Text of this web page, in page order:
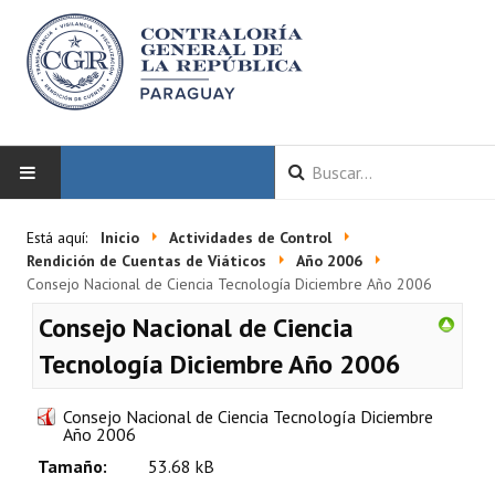
LA CGR
Autoridades
Misión y Visión
Marco Normativo
Organigrama
Está aquí: Inicio
Actividades de Control
Rendición de Cuentas de Viáticos
Año 2006
Consejo Nacional de Ciencia Tecnología Diciembre Año 2006
Consejo Nacional de Ciencia
Tecnología Diciembre Año 2006
Consejo Nacional de Ciencia Tecnología Diciembre
Año 2006
Tamaño:
53.68 kB